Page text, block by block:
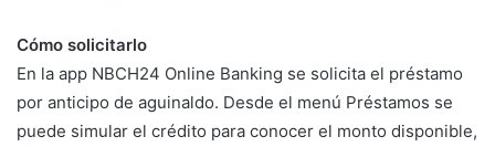
Cómo solicitarlo
En la app NBCH24 Online Banking se solicita el préstamo
por anticipo de aguinaldo. Desde el menú Préstamos se
puede simular el crédito para conocer el monto disponible,